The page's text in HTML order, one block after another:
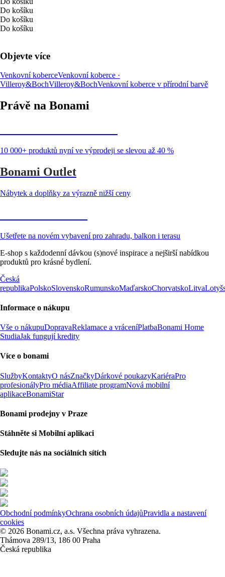
Do košíku
Do košíku
Do košíku
Objevte více
Venkovní koberceVenkovní koberce ·
Villeroy&BochVilleroy&BochVenkovní koberce v přírodní barvě
Právě na Bonami
10 000+ produktů nyní ve výprodeji se slevou až 40 %
Bonami Outlet
Nábytek a doplňky za výrazně nižší ceny
Ušetřete na novém vybavení pro zahradu, balkon i terasu
E-shop s každodenní dávkou (s)nové inspirace a nejširší nabídkou
produktů pro krásné bydlení.
Česká
republikaPolskoSlovenskoRumunskoMaďarskoChorvatskoLitva
Informace o nákupu
Vše o nákupuDopravaReklamace a vráceníPlatbaBonami Home
StudiaJak fungují kredity
Více o bonami
SlužbyKontaktyO násZnačkyDárkové poukazyKariéraPro
profesionályPro médiaAffiliate programNová mobilní
aplikaceBonamiStar
Bonami prodejny v Praze
Stáhněte si Mobilní aplikaci
Sledujte nás na sociálních sítích
Obchodní podmínkyOchrana osobních údajůPravidla a nastavení
cookies
© 2026 Bonami.cz, a.s. Všechna práva vyhrazena.
Thámova 289/13, 186 00 Praha
Česká republika